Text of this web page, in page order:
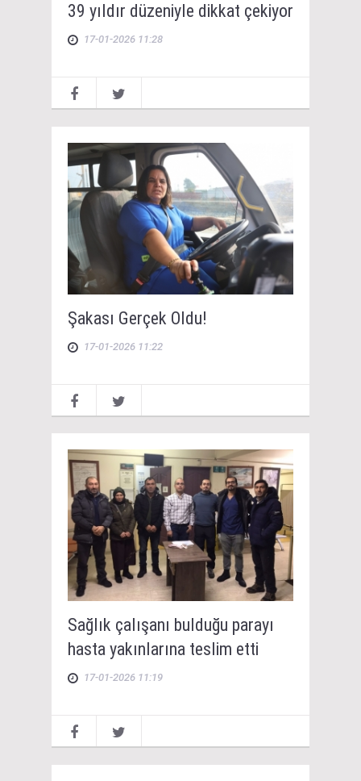
39 yıldır düzeniyle dikkat çekiyor
17-01-2026 11:28
Şakası Gerçek Oldu!
17-01-2026 11:22
Sağlık çalışanı bulduğu parayı
hasta yakınlarına teslim etti
17-01-2026 11:19